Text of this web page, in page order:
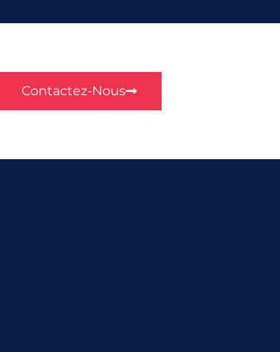
Contactez-Nous